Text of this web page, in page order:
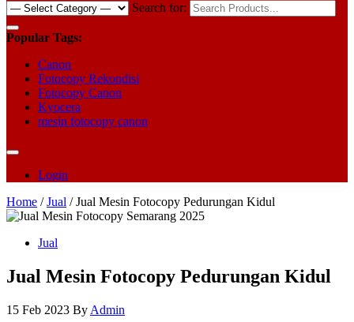
Search for:
Popular Tags:
Canon
Fotocopy Rekondisi
Fotocopy Canon
Kyocera
mesin fotocopy canon
Login
Home /Jual / Jual Mesin Fotocopy Pedurungan Kidul
Jual
Jual Mesin Fotocopy Pedurungan Kidul
15 Feb 2023 By Admin